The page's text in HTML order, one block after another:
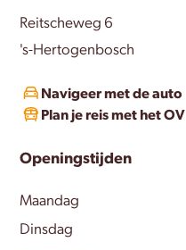
Reitscheweg 6
's-Hertogenbosch
Navigeer met de auto
Plan je reis met het OV
Openingstijden
Maandag
Dinsdag